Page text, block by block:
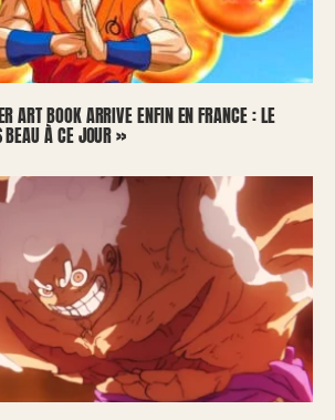
ART BOOK ARRIVE ENFIN EN FRANCE : LE
BEAU À CE JOUR »